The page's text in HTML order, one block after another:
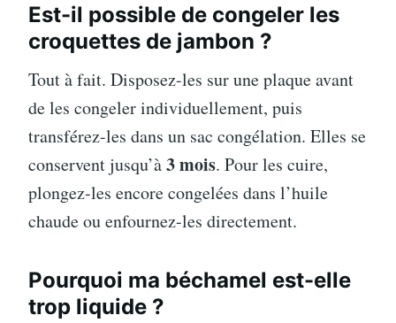
Est-il possible de congeler les
croquettes de jambon ?
Tout à fait. Disposez-les sur une plaque avant
de les congeler individuellement, puis
transférez-les dans un sac congélation. Elles se
conservent jusqu’à3 mois. Pour les cuire,
plongez-les encore congelées dans l’huile
chaude ou enfournez-les directement.
Pourquoi ma béchamel est-elle
trop liquide ?